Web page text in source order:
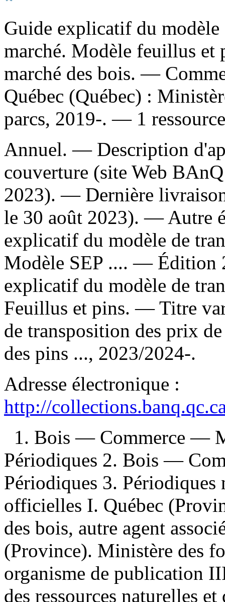
Guide explicatif du
marché. Modèle feuillus et
marché des bois. —
Québec (Québec) :
parcs, 2019-. — 1
Annuel. — Description
couverture (site Web
2023). — Dernière
le 30 août 2023). —Autre
explicatif du modèle de
Modèle SEP .... — Édition
explicatif du modèle de
Feuillus et pins. —Titre
de transposition des prix
des pins ..., 2023/2024-.
Adresse électronique :
http://
1. Bois — Commerce —
Périodiques 2. Bois —
Périodiques 3.
officielles I. Québec
des bois, autre agent
(Province). Ministère des
organisme de publication
des ressources naturelles